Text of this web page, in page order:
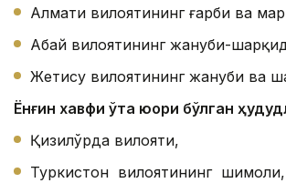
Алмати вилоятининг ғарби ва
Абай вилоятининг жануби-
Жетису вилоятининг жануби ва
Ёнғин хавфи ўта юқори бўлган
Қизилўрда вилояти,
Туркистон вилоятининг